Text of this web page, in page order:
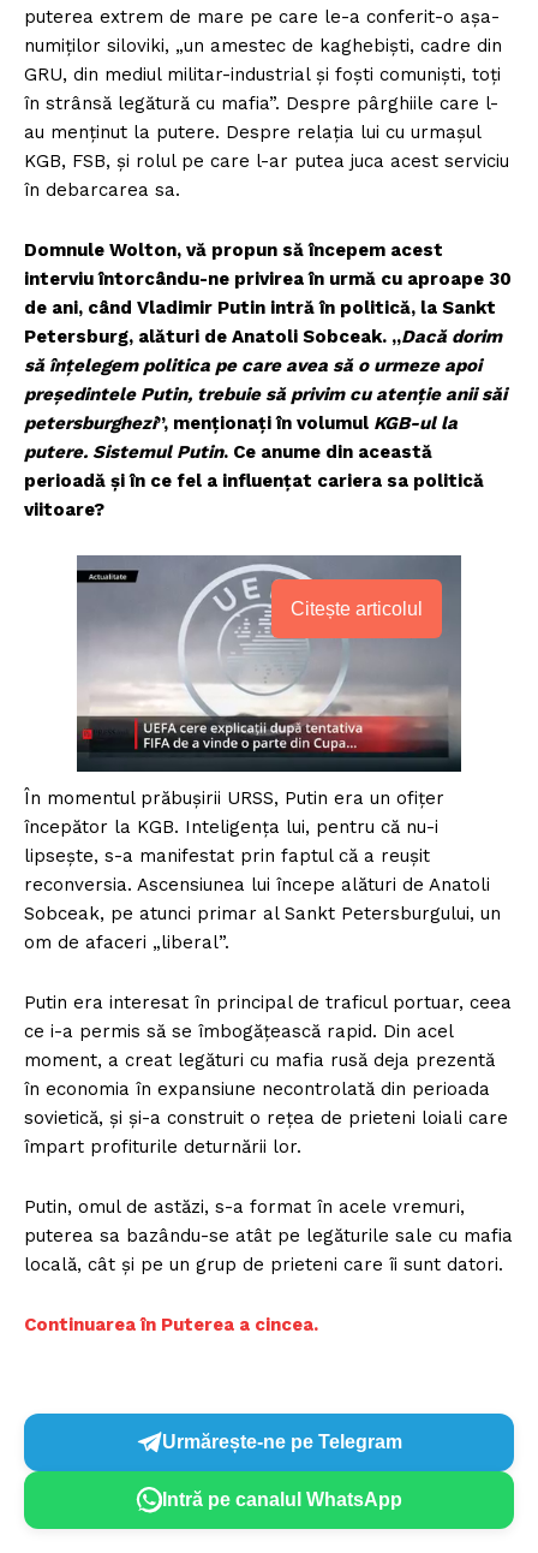
puterea extrem de mare pe care le-a conferit-o aşa-
numiţilor siloviki, „un amestec de kaghebişti, cadre din
GRU, din mediul militar-industrial și foști comuniști, toți
în strânsă legătură cu mafia”. Despre pârghiile care l-
au menţinut la putere. Despre relaţia lui cu urmaşul
KGB, FSB, şi rolul pe care l-ar putea juca acest serviciu
în debarcarea sa.
Domnule Wolton, vă propun să începem acest
interviu întorcându-ne privirea în urmă cu aproape 30
de ani, când Vladimir Putin intră în politică, la Sankt
Petersburg, alături de Anatoli Sobceak. „Dacă dorim
să înţelegem politica pe care avea să o urmeze apoi
preşedintele Putin, trebuie să privim cu atenţie anii săi
petersburghezi”, menţionaţi în volumul KGB-ul la
putere. Sistemul Putin. Ce anume din această
perioadă şi în ce fel a influenţat cariera sa politică
viitoare?
Citește articolul
În momentul prăbuşirii URSS, Putin era un ofițer
începător la KGB. Inteligența lui, pentru că nu-i
lipsește, s-a manifestat prin faptul că a reușit
reconversia. Ascensiunea lui începe alături de Anatoli
Sobceak, pe atunci primar al Sankt Petersburgului, un
om de afaceri „liberal”.
Putin era interesat în principal de traficul portuar, ceea
ce i-a permis să se îmbogățească rapid. Din acel
moment, a creat legături cu mafia rusă deja prezentă
în economia în expansiune necontrolată din perioada
sovietică, și și-a construit o rețea de prieteni loiali care
împart profiturile deturnării lor.
Putin, omul de astăzi, s-a format în acele vremuri,
puterea sa bazându-se atât pe legăturile sale cu mafia
locală, cât și pe un grup de prieteni care îi sunt datori.
Continuarea în Puterea a cincea.
Urmărește-ne pe Telegram
Intră pe canalul WhatsApp